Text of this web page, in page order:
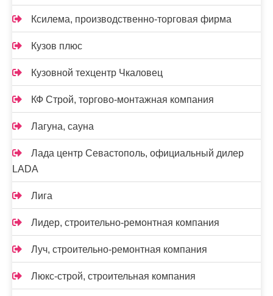
Ксилема, производственно-торговая фирма
Кузов плюс
Кузовной техцентр Чкаловец
КФ Строй, торгово-монтажная компания
Лагуна, сауна
Лада центр Севастополь, официальный дилер
LADA
Лига
Лидер, строительно-ремонтная компания
Луч, строительно-ремонтная компания
Люкс-строй, строительная компания